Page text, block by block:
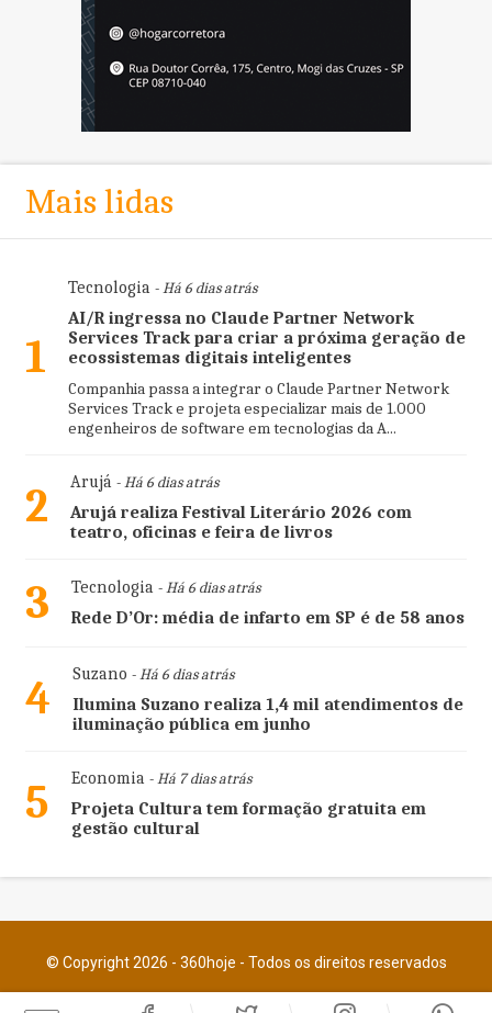
Mais lidas
1
Tecnologia- Há 6 dias atrás
AI/R ingressa no Claude Partner Network
Services Track para criar a próxima geração de
ecossistemas digitais inteligentes
Companhia passa a integrar o Claude Partner Network
Services Track e projeta especializar mais de 1.000
engenheiros de software em tecnologias da A...
2 Arujá- Há 6 dias atrás
Arujá realiza Festival Literário 2026 com
teatro, oficinas e feira de livros
3 Tecnologia- Há 6 dias atrás
Rede D’Or: média de infarto em SP é de 58 anos
4 Suzano - Há 6 dias atrás
Ilumina Suzano realiza 1,4 mil atendimentos de
iluminação pública em junho
5 Economia- Há 7 dias atrás
Projeta Cultura tem formação gratuita em
gestão cultural
© Copyright 2026 - 360hoje - Todos os direitos reservados